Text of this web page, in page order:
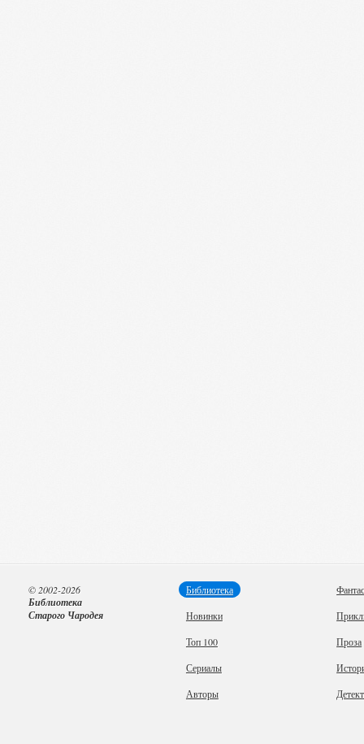
Библиотека
Новинки
Топ 100
Сериалы
Авторы
Проза
© 2002-2026
Библиотека
Старого Чародея